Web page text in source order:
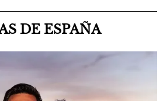
DE ESPAÑA